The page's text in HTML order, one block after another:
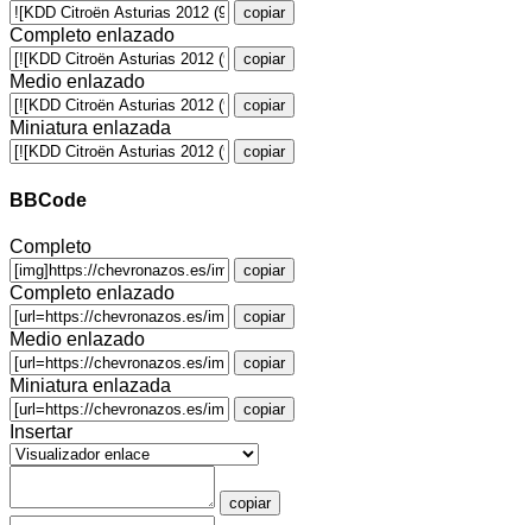
copiar
Completo enlazado
copiar
Medio enlazado
copiar
Miniatura enlazada
copiar
BBCode
Completo
copiar
Completo enlazado
copiar
Medio enlazado
copiar
Miniatura enlazada
copiar
Insertar
copiar